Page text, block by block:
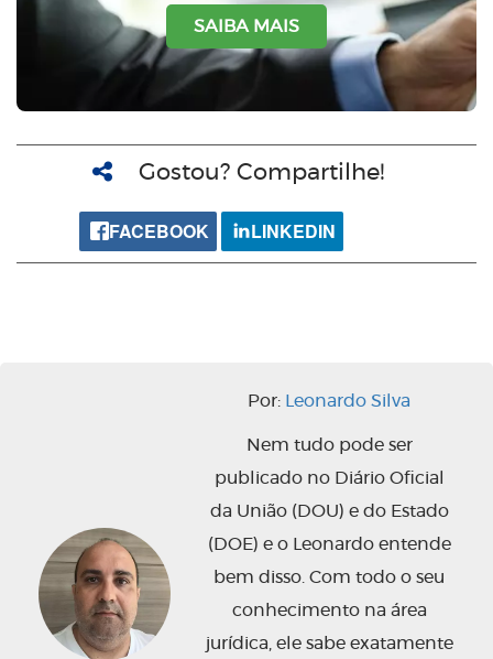
SAIBA MAIS
Gostou? Compartilhe!
FACEBOOK LINKEDIN
Por: Leonardo Silva
Nem tudo pode ser
publicado no Diário Oficial
da União (DOU) e do Estado
(DOE) e o Leonardo entende
bem disso. Com todo o seu
conhecimento na área
jurídica, ele sabe exatamente